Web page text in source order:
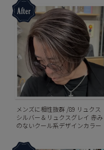
メンズに相性抜群 /89 リュクス
シルバー＆リュクスグレイ 赤み
のないクール系デザインカラー